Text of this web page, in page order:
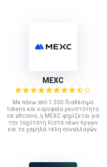
MEXC
Με πάνω από 1.500 διαθέσιμα
tokens και κορυφαία ρευστότητα
σε altcoins, η MEXC φημίζεται για
την ταχύτατη λίστα νέων έργων
και τα χαμηλά τέλη συναλλαγών.